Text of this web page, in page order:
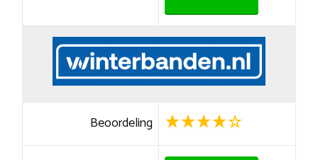
Beoordeling